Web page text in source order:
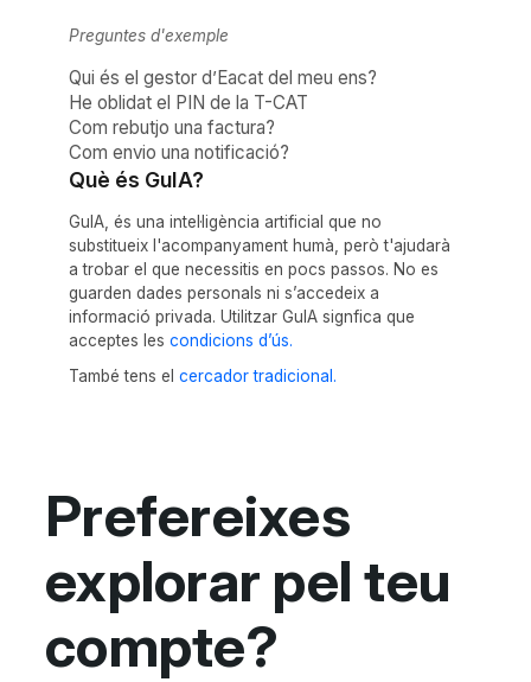
Què és GuIA?
GuIA, és una intel·ligència artificial que no
substitueix l'acompanyament humà, però t'ajudarà
a trobar el que necessitis en pocs passos. No es
guarden dades personals ni s’accedeix a
informació privada. Utilitzar GuIA signfica que
acceptes les condicions d’ús.
També tens el cercador tradicional.
Preguntes d'exemple
Qui és el gestor d’Eacat del meu ens?
He oblidat el PIN de la T-CAT
Com rebutjo una factura?
Com envio una notificació?
Prefereixes
explorar pel teu
compte?